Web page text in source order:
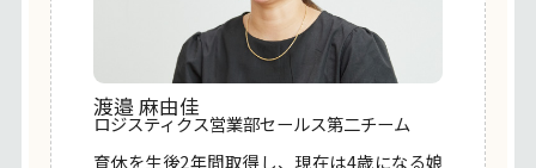
渡邉 麻由佳
ロジスティクス営業部セールス第二チーム
育休を生後2年間取得し、現在は4歳になる娘